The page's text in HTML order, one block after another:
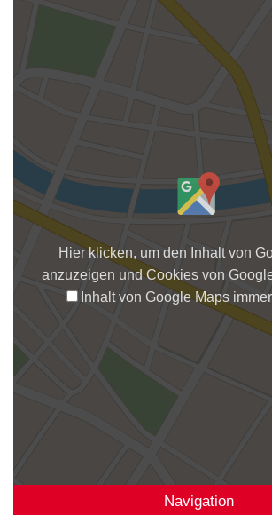
Hier klicken, um den Inhalt von
anzuzeigen und Cookies von
Inhalt von Google Maps
Navigation